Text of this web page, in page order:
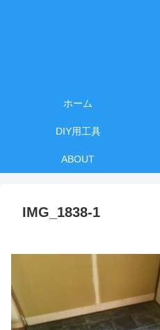
ホーム
DIY用工具
ABOUT
IMG_1838-1